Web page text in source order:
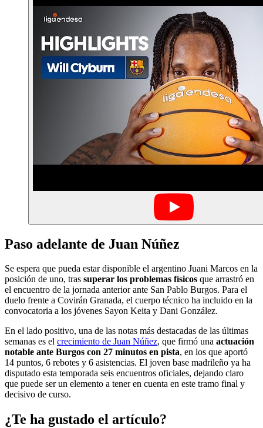
Paso adelante de Juan Núñez
Se espera que pueda estar disponible el argentino Juani Marcos en la
posición de uno, tras superar los problemas físicos que arrastró en
el encuentro de la jornada anterior ante San Pablo Burgos. Para el
duelo frente a Covirán Granada, el cuerpo técnico ha incluido en la
convocatoria a los jóvenes Sayon Keita y Dani González.
En el lado positivo, una de las notas más destacadas de las últimas
semanas es el crecimiento de Juan Núñez, que firmó una actuación
notable ante Burgos con 27 minutos en pista, en los que aportó
14 puntos, 6 rebotes y 6 asistencias. El joven base madrileño ya ha
disputado esta temporada seis encuentros oficiales, dejando claro
que puede ser un elemento a tener en cuenta en este tramo final y
decisivo de curso.
¿Te ha gustado el artículo?